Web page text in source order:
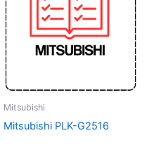
Mitsubishi
Mitsubishi PLK-G2516